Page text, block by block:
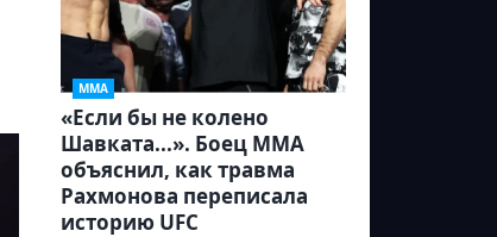
ММА
«Если бы не колено
Шавката...». Боец ММА
объяснил, как травма
Рахмонова переписала
историю UFC